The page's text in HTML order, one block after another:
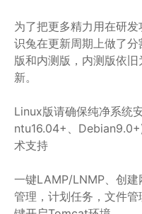
为了把更多精力用在研
识兔在更新周期上做了
版和内测版，内测版依
新。
Linux版请确保纯净系统
ntu16.04+、
术支持
一键LAMP/LNMP、创建
管理，计划任务，文件